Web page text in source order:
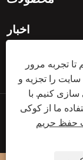
اخبار
ما تماس بگیرید
کپی رایت © 2025 Ningbo Keyi Electric Appliance Co., Ltd. کلیه حقوق
تا تجربه مرور
سایت را تجزیه و
کنیم. با
ما از کوکی
حفظ حریم